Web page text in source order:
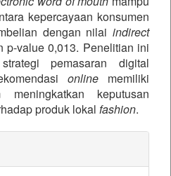
kepercayaan konsumen
dengan nilai indirect
value 0,013. Penelitian ini
pemasaran digital
online memiliki
keputusan
produk lokal fashion.